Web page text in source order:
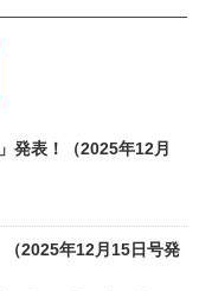
Channel
発表！（2025年12月
2025年12月15日号発